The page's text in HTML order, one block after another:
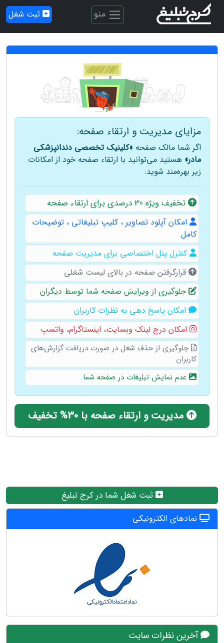
منو ثبت شغل
مزایای مدیریت و ارتقاء صفحه:
اگر شما مالک صفحه «کلینیک تخصصی دندانپزشکی
مادر» هستید می‌توانید با ارتقاء صفحه خود از امکانات
زیر بهره‌مند شوید:
تخفیف ویژه 30 درصدی برای ارتقاء صفحه
امکان آپلود تصاویر ، کلیپ تبلیغاتی ، توضیحات
کامل
کنترل پنل اختصاصی برای مدیریت صفحه
قرارگرفتن صفحه در بالای لیست شغلی
جلوگیری از ویرایش صفحه شما توسط دیگران
امکان پاسخ دهی به نظرات کاربران
امکان درج لینک وبسایت، ‌اینستاگرام،‌ واتسپ
جلوگیری از حذف شغل در صورت دریافت گزارش‌های
کاربران
عدم نمایش تبلیغات در صفحه شما
مدیریت و ارتقاء صفحه با 30% تخفیف
ثبت شغل شما در کرج تبلیغ
نمادهای الکترونیکی
آخرین نظرات سایت